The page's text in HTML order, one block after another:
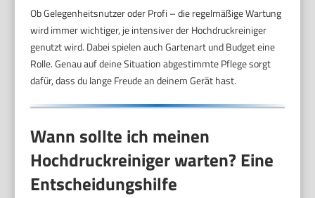
Ob Gelegenheitsnutzer oder Profi – die regelmäßige Wartung
wird immer wichtiger, je intensiver der Hochdruckreiniger
genutzt wird. Dabei spielen auch Gartenart und Budget eine
Rolle. Genau auf deine Situation abgestimmte Pflege sorgt
dafür, dass du lange Freude an deinem Gerät hast.
Wann sollte ich meinen
Hochdruckreiniger warten? Eine
Entscheidungshilfe